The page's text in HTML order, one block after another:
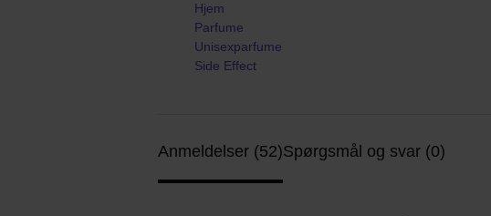
Hjem
Parfume
Unisexparfume
Side Effect
Anmeldelser (52)Spørgsmål og svar (0)